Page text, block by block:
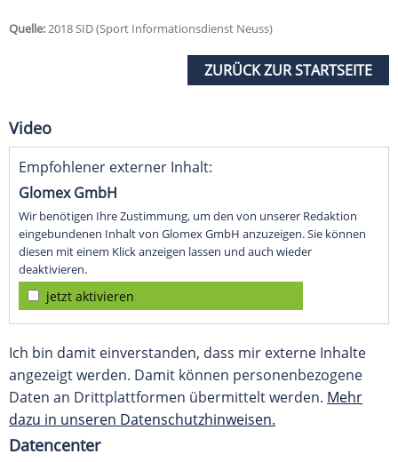
Quelle:2018 SID (Sport Informationsdienst Neuss)
ZURÜCK ZUR STARTSEITE
Video
Empfohlener externer Inhalt:
Glomex GmbH
Wir benötigen Ihre Zustimmung, um den von unserer Redaktion
eingebundenen Inhalt von Glomex GmbH anzuzeigen. Sie können
diesen mit einem Klick anzeigen lassen und auch wieder
deaktivieren.
jetzt aktivieren
Ich bin damit einverstanden, dass mir externe Inhalte
angezeigt werden. Damit können personenbezogene
Daten an Drittplattformen übermittelt werden. Mehr
dazu in unseren Datenschutzhinweisen.
Datencenter